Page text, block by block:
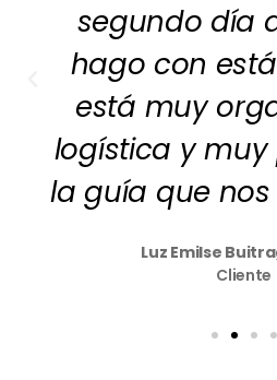
segundo día
hago con
está muy
logística y
la guía que
Luz Emilse
Cliente